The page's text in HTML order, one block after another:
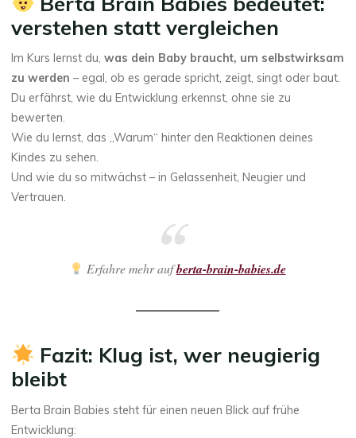
verstehen statt vergleichen
Im Kurs lernst du,was dein Baby braucht, um selbstwirksam
zu werden – egal, ob es gerade spricht, zeigt, singt oder baut.
Du erfährst, wie du Entwicklung erkennst, ohne sie zu
bewerten.
Wie du lernst, das „Warum“ hinter den Reaktionen deines
Kindes zu sehen.
Und wie du so mitwächst – in Gelassenheit, Neugier und
Vertrauen.
Erfahre mehr aufberta-brain-babies.de
Fazit: Klug ist, wer neugierig
bleibt
Berta Brain Babies steht für einen neuen Blick auf frühe
Entwicklung: